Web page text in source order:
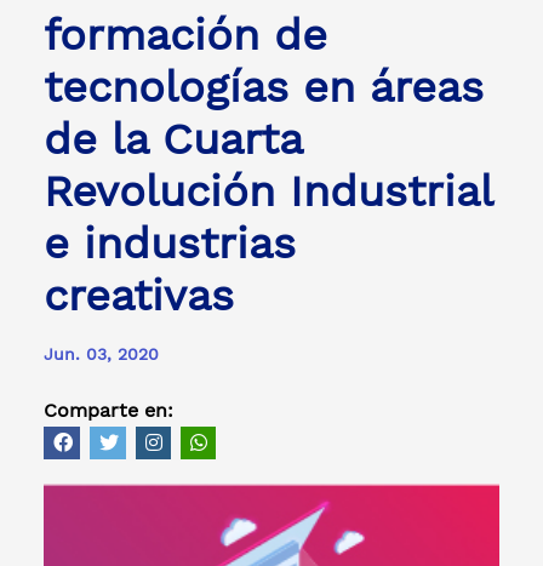
formación de
tecnologías en áreas
de la Cuarta
Revolución Industrial
e industrias
creativas
Jun. 03, 2020
Comparte en: